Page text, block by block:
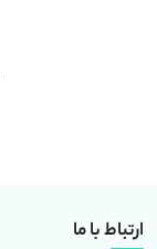
ارتباط با ما